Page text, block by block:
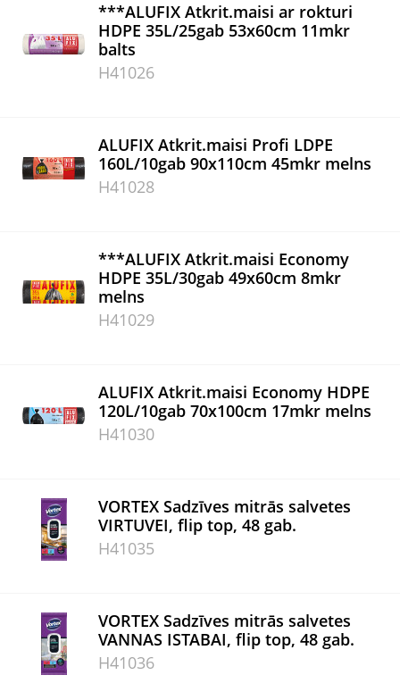
***ALUFIX Atkrit.maisi ar rokturi
HDPE 35L/25gab 53x60cm 11mkr
balts
H41026
ALUFIX Atkrit.maisi Profi LDPE
160L/10gab 90x110cm 45mkr melns
H41028
***ALUFIX Atkrit.maisi Economy
HDPE 35L/30gab 49x60cm 8mkr
melns
H41029
ALUFIX Atkrit.maisi Economy HDPE
120L/10gab 70x100cm 17mkr melns
H41030
VORTEX Sadzīves mitrās salvetes
VIRTUVEI, flip top, 48 gab.
H41035
VORTEX Sadzīves mitrās salvetes
VANNAS ISTABAI, flip top, 48 gab.
H41036